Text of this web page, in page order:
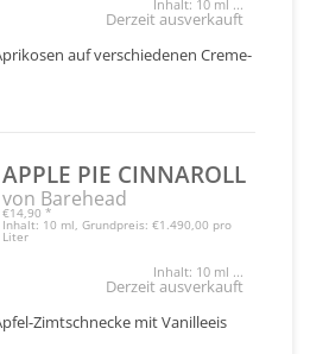
Inhalt: 10 ml ...
Derzeit ausverkauft
auf verschiedenen Creme-
APPLE PIE CINNAROLL
von Barehead
€14,90 *
Inhalt: 10 ml, Grundpreis: €1.490,00 pro
Liter
Inhalt: 10 ml ...
Derzeit ausverkauft
Zimtschnecke mit Vanilleeis